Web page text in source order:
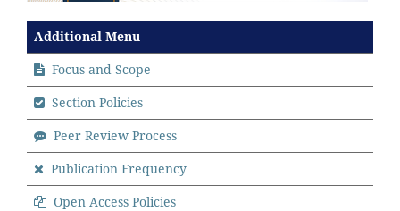
Additional Menu
Focus and Scope
Section Policies
Peer Review Process
Publication Frequency
Open Access Policies